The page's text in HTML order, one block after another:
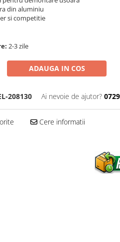
din aluminiu
si competitie
2-3 zile
ADAUGA IN COS
208130 Ai nevoie de ajutor?
Cere informatii